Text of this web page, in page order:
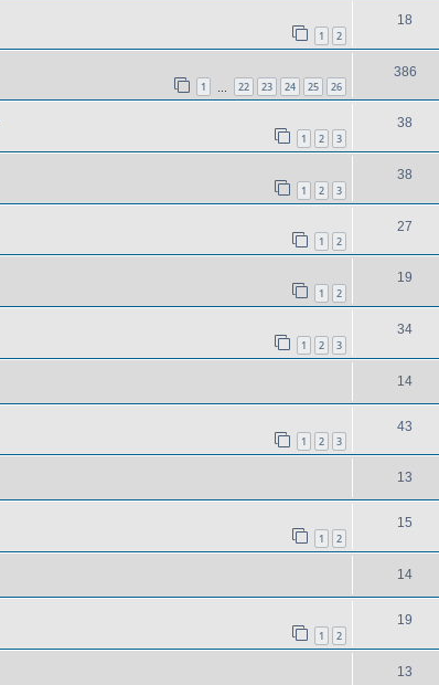
1 2
18
1 22 23 24 25 26
386
1 2 3
38
1 2 3
38
1 2
27
1 2
19
1 2 3
34
14
1 2 3
43
13
1 2
15
14
1 2
19
13